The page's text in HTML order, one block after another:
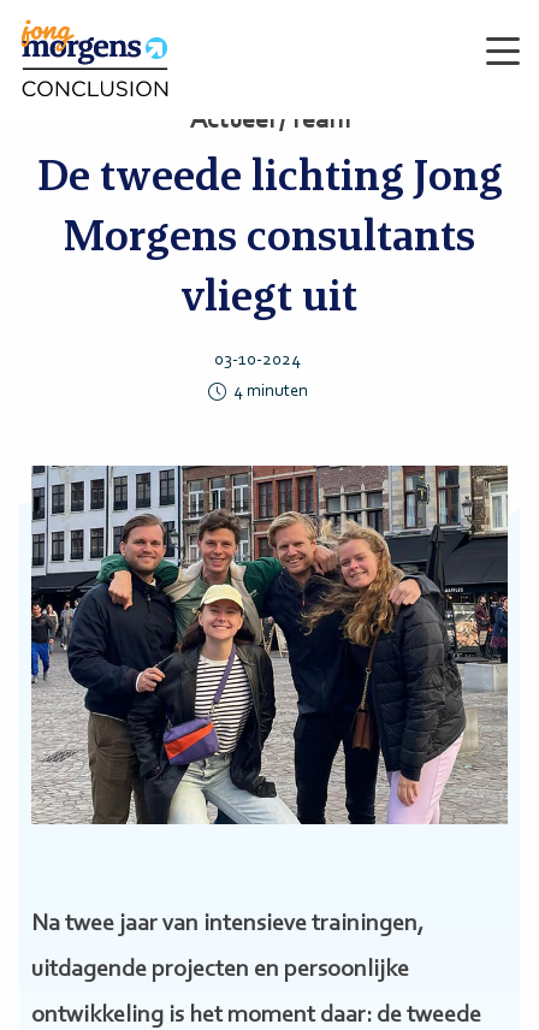
Actueel / Team
De tweede lichting Jong
Morgens consultants
vliegt uit
03-10-2024
4 minuten
Na twee jaar van intensieve trainingen,
uitdagende projecten en persoonlijke
ontwikkeling is het moment daar: de tweede